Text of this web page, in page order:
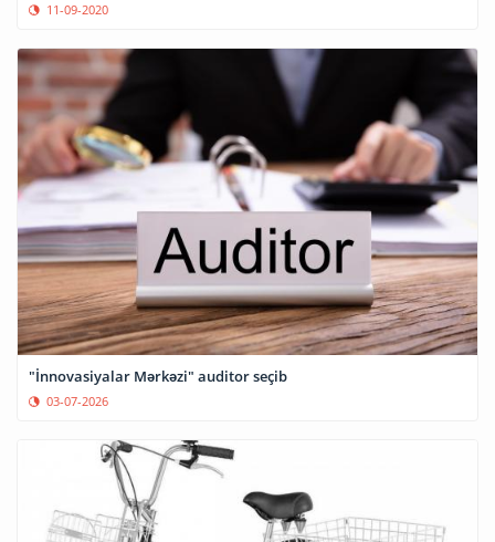
11-09-2020
"İnnovasiyalar Mərkəzi" auditor seçib
03-07-2026